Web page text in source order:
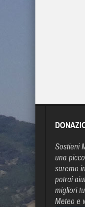
Sostieni
una
saremo
potrai
migliori
Meteo e